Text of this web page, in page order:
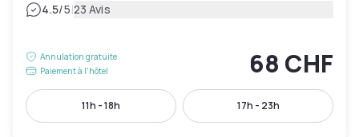
4.5/5|23 Avis
Annulation gratuite
Paiement à l'hôtel
68 CHF
11h - 18h 17h - 23h